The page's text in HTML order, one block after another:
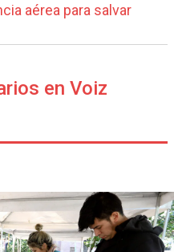
aérea para salvar
en Voiz